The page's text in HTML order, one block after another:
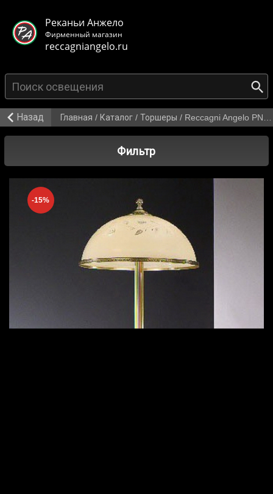
Реканьи Анжело
Фирменный магазин
reccagniangelo.ru
Назад Главная / Каталог/ Торшеры / Reccagni Angelo PN 6808/2
Фильтр
-15%